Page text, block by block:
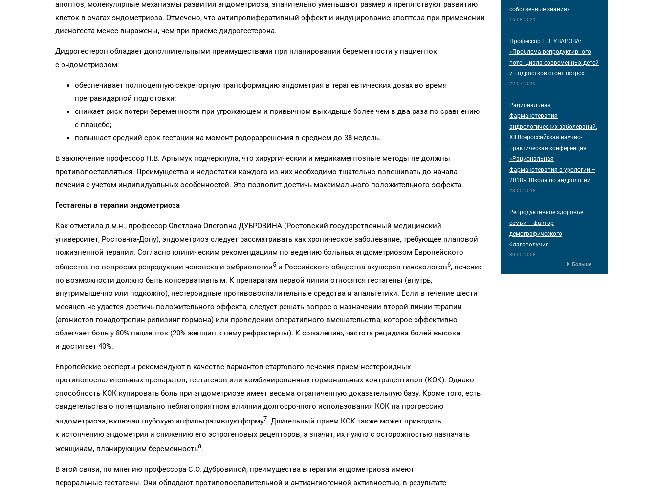
апоптоз, молекулярные механизмы развития эндометриоза, значительно уменьшают размер и препятствуют развитию
клеток в очагах эндометриоза. Отмечено, что антипролиферативный эффект и индуцирование апоптоза при применении
диеногеста менее выражены, чем при приеме дидрогестерона.
Дидрогестерон обладает дополнительными преимуществами при планировании беременности у пациенток
с эндометриозом:
обеспечивает полноценную секреторную трансформацию эндометрия в терапевтических дозах во время
прегравидарной подготовки;
снижает риск потери беременности при угрожающем и привычном выкидыше более чем в два раза по сравнению
с плацебо;
повышает средний срок гестации на момент родоразрешения в среднем до 38 недель.
В заключение профессор Н.В. Артымук подчеркнула, что хирургический и медикаментозные методы не должны
противопоставляться. Преимущества и недостатки каждого из них необходимо тщательно взвешивать до начала
лечения с учетом индивидуальных особенностей. Это позволит достичь максимального положительного эффекта.
Гестагены в терапии эндометриоза
Как отметила д.м.н., профессор Светлана Олегов­на ДУБРОВИНА (Ростовский государственный ме­дицинский
университет, Ростов-на-Дону), эндометриоз следует рассматривать как хроническое заболевание, требующее плановой
пожизненной терапии. Согласно клиническим рекомендациям по ведению больных эндометриозом Европейского
общества по вопросам репродукции человека и эмбриологии5 и Российского общества акушеров-гинекологов6, лечение
по возможности должно быть консервативным. К препаратам первой линии относятся гестагены (внутрь,
внутримышечно или подкожно), нестероидные противовоспалительные средства и анальгетики. Если в течение шести
месяцев не удается достичь положительного эффекта, следует решать вопрос о назначении второй линии терапии
(агонистов гонадотропин-рилизинг гормона) или проведении оперативного вмешательства, которое эффективно
облегчает боль у 80% пациенток (20% женщин к нему рефрактерны). К сожалению, частота рецидива болей высока
и достигает 40%.
Европейские эксперты рекомендуют в качестве вариантов стартового лечения прием нестероидных
противовоспалительных препаратов, гестагенов или комбинированных гормональных контрацептивов (КОК). Однако
способность КОК купировать боль при эндометриозе имеет весьма ограниченную доказательную базу. Кроме того, есть
свидетельства о потенциально неблагоприятном влиянии долгосрочного использования КОК на прогрессию
эндометриоза, включая глубокую инфильтративную форму7. Длительный прием КОК также может приводить
к истончению эндометрия и снижению его эстрогеновых рецепторов, а значит, их нужно с осторожностью назначать
женщинам, планирующим беременность8.
В этой связи, по мнению профессора С.О. Дубровиной, преимущества в терапии эндометриоза имеют
пероральные гестагены. Они обладают противовоспалительной и антиангиогенной активностью, в результате
собственные знания»
16.08.2021
Профессор Е.В. УВАРОВА:
«Проблема репродуктивного
потенциала современных детей
и подростков стоит остро»
22.07.2019
Рациональная
фармакотерапия
андрологических заболеваний.
XII Всероссийская научно-
практическая конференция
«Рациональная
фармакотерапия в урологии –
2018». Школа по андрологии
28.05.2018
Репродуктивное здоровье
семьи – фактор
демографического
благополучия
30.05.2008
Больше